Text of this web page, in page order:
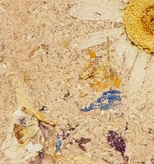
CONCEPT DESIGN
INNOVATION
07 mai 2025 / Pas encore de